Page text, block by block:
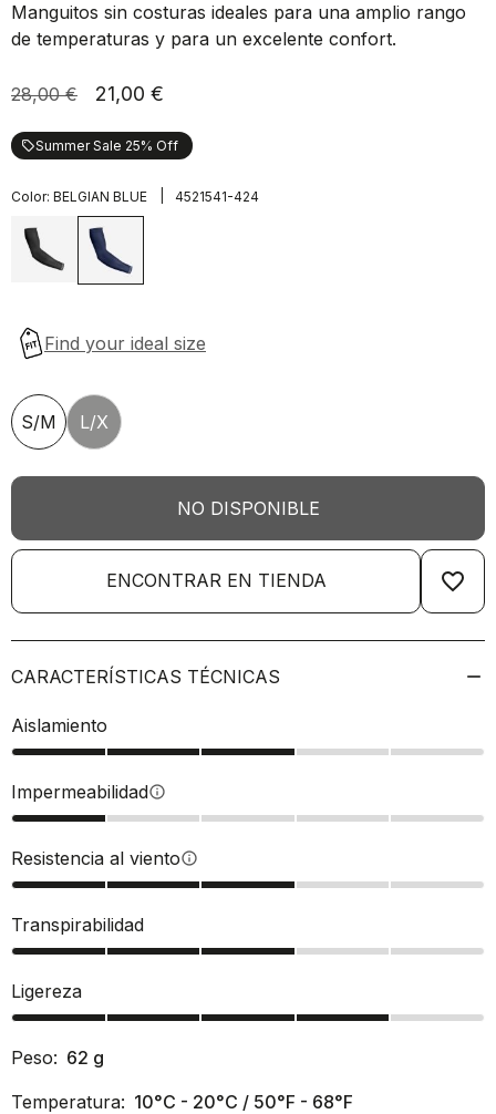
Manguitos sin costuras ideales para una amplio rango
de temperaturas y para un excelente confort.
28,00 € 21,00 €
local_offerSummer Sale 25% Off
Color: BELGIAN BLUE 4521541-424
S/M L/X
NO DISPONIBLE
ENCONTRAR EN TIENDA favorite_border
CARACTERÍSTICAS TÉCNICAS
Aislamiento
Impermeabilidadinfo
Resistencia al vientoinfo
Transpirabilidad
Ligereza
Peso: 62 g
Temperatura: 10°C - 20°C / 50°F - 68°F